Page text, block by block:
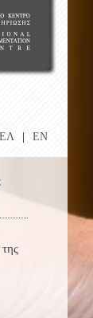
ΕΛ EN